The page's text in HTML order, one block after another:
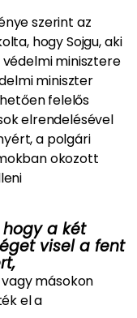
szerint az
hogy Sojgu, aki
minisztere
miniszter
felelős
elrendelésével
a polgári
okozott
a két
visel a fent
másokon
el a